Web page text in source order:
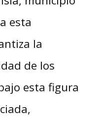
esta
la
de los
esta figura